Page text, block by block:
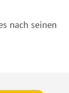
nach seinen